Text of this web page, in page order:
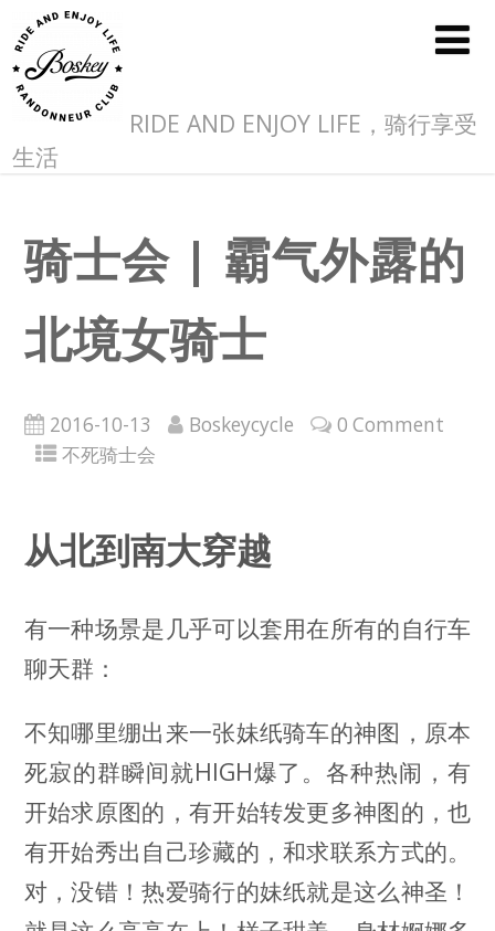
RIDE AND ENJOY LIFE，骑行享受
生活
骑士会 | 霸气外露的
北境女骑士
2016-10-13 Boskeycycle
0 Comment
不死骑士会
从北到南大穿越
有一种场景是几乎可以套用在所有的自行车
聊天群：
不知哪里绷出来一张妹纸骑车的神图，原本
死寂的群瞬间就HIGH爆了。各种热闹，有
开始求原图的，有开始转发更多神图的，也
有开始秀出自己珍藏的，和求联系方式的。
对，没错！热爱骑行的妹纸就是这么神圣！